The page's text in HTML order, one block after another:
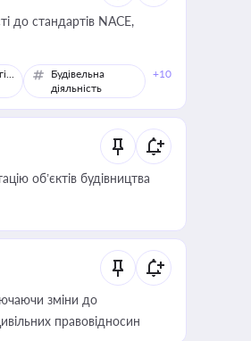
до стандартів NACE,
Торгівля
Будівельна
діяльність
+10
об’єктів будівництва
зміни до
правовідносин